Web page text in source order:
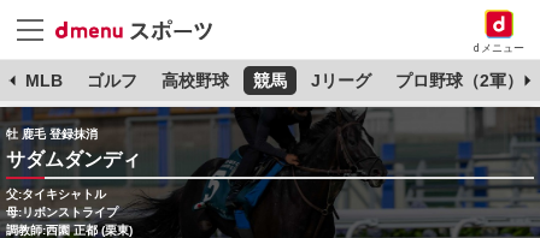
dメニュー
MLB ゴルフ 高校野球 競馬 Jリーグ プロ野球（2軍）
牡 鹿毛 登録抹消
サダムダンディ
父:タイキシャトル
母:リボンストライプ
調教師:西園 正都 (栗東)